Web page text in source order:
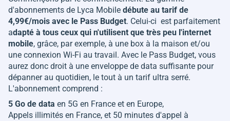
d'abonnements de Lyca Mobile débute au tarif de
4,99€/mois avec le Pass Budget. Celui-ci est parfaitement
adapté à tous ceux qui n'utilisent que très peu l'internet
mobile, grâce, par exemple, à une box à la maison et/ou
une connexion Wi-Fi au travail. Avec le Pass Budget, vous
aurez donc droit à une enveloppe de data suffisante pour
dépanner au quotidien, le tout à un tarif ultra serré.
L'abonnement comprend :
5 Go de data en 5G en France et en Europe,
Appels illimités en France, et 50 minutes d'appel à